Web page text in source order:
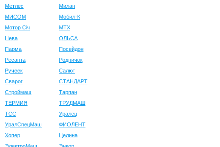
Метлес
Милан
МИСОМ
Мобил-К
Мотор Сiч
МТХ
Нева
ОЛЬСА
Парма
Посейдон
Ресанта
Родничок
Ручеек
Салют
Сварог
СТАНДАРТ
Строймаш
Тарпан
ТЕРМИЯ
ТРУДМАШ
ТСС
Уралец
УралСпецМаш
ФИОЛЕНТ
Хопер
Целина